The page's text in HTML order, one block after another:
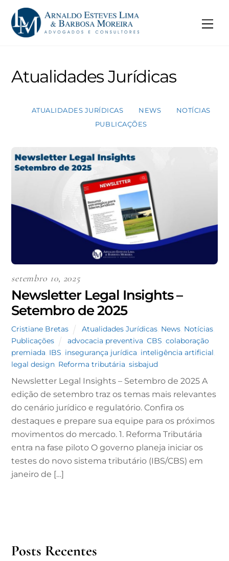
content
Atualidades Jurídicas
ATUALIDADES JURÍDICAS NEWS
NOTÍCIAS
PUBLICAÇÕES
setembro 10, 2025
Newsletter Legal Insights –
Setembro de 2025
Cristiane Bretas Atualidades Jurídicas, News, Notícias,
Publicações
advocacia preventiva CBS colaboração
premiada IBS insegurança jurídica inteligência artificial
legal design Reforma tributária ,sisbajud
Newsletter Legal Insights – Setembro de 2025 A
edição de setembro traz os temas mais relevantes
do cenário jurídico e regulatório. Confira os
destaques e prepare sua equipe para os próximos
movimentos do mercado. 1. Reforma Tributária
entra na fase piloto O governo planeja iniciar os
testes do novo sistema tributário (IBS/CBS) em
janeiro de […]
Posts Recentes